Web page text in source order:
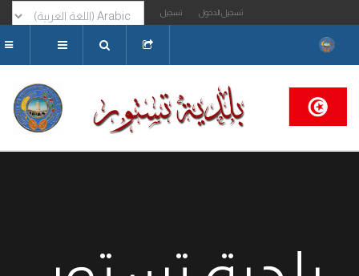
تسجيل الدخول تسجيل
البحث...